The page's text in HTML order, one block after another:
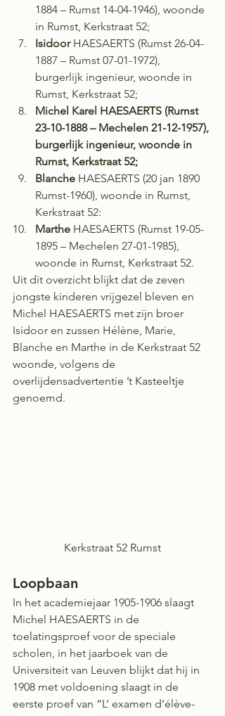
1884 – Rumst 14-04-1946), woonde
in Rumst, Kerkstraat 52;
Isidoor HAESAERTS (Rumst 26-04-
1887 – Rumst 07-01-1972),
burgerlijk ingenieur, woonde in
Rumst, Kerkstraat 52;
Michel Karel HAESAERTS (Rumst
23-10-1888 – Mechelen 21-12-1957),
burgerlijk ingenieur, woonde in
Rumst, Kerkstraat 52;
Blanche HAESAERTS (20 jan 1890
Rumst-1960), woonde in Rumst,
Kerkstraat 52:
Marthe HAESAERTS (Rumst 19-05-
1895 – Mechelen 27-01-1985),
woonde in Rumst, Kerkstraat 52.
Uit dit overzicht blijkt dat de zeven
jongste kinderen vrijgezel bleven en
Michel HAESAERTS met zijn broer
Isidoor en zussen Hélène, Marie,
Blanche en Marthe in de Kerkstraat 52
woonde, volgens de
overlijdensadvertentie ’t Kasteeltje
genoemd.
Kerkstraat 52 Rumst
Loopbaan
In het academiejaar 1905-1906 slaagt
Michel HAESAERTS in de
toelatingsproef voor de speciale
scholen, in het jaarboek van de
Universiteit van Leuven blijkt dat hij in
1908 met voldoening slaagt in de
eerste proef van “L’ examen d’élève-